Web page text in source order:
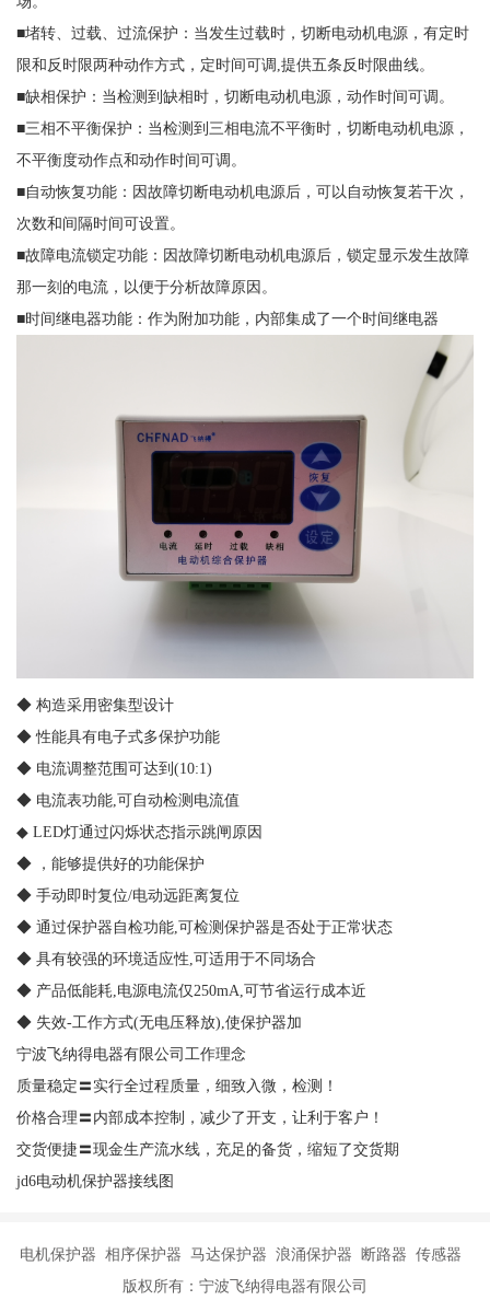
■堵转、过载、过流保护：当发生过载时，切断电动机电源，有定时
限和反时限两种动作方式，定时间可调,提供五条反时限曲线。
■缺相保护：当检测到缺相时，切断电动机电源，动作时间可调。
■三相不平衡保护：当检测到三相电流不平衡时，切断电动机电源，
不平衡度动作点和动作时间可调。
■自动恢复功能：因故障切断电动机电源后，可以自动恢复若干次，
次数和间隔时间可设置。
■故障电流锁定功能：因故障切断电动机电源后，锁定显示发生故障
那一刻的电流，以便于分析故障原因。
■时间继电器功能：作为附加功能，内部集成了一个时间继电器
◆ 构造采用密集型设计
◆ 性能具有电子式多保护功能
◆ 电流调整范围可达到(10:1)
◆ 电流表功能,可自动检测电流值
◆ LED灯通过闪烁状态指示跳闸原因
◆ ，能够提供好的功能保护
◆ 手动即时复位/电动远距离复位
◆ 通过保护器自检功能,可检测保护器是否处于正常状态
◆ 具有较强的环境适应性,可适用于不同场合
◆ 产品低能耗,电源电流仅250mA,可节省运行成本近
◆ 失效-工作方式(无电压释放),使保护器加
宁波飞纳得电器有限公司工作理念
质量稳定〓实行全过程质量，细致入微，检测！
价格合理〓内部成本控制，减少了开支，让利于客户！
交货便捷〓现金生产流水线，充足的备货，缩短了交货期
jd6电动机保护器接线图
电机保护器 相序保护器 马达保护器 浪涌保护器 断路器 传感器
版权所有：宁波飞纳得电器有限公司